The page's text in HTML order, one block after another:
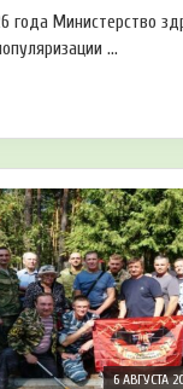
года Министерство
...
6 АВГУСТА